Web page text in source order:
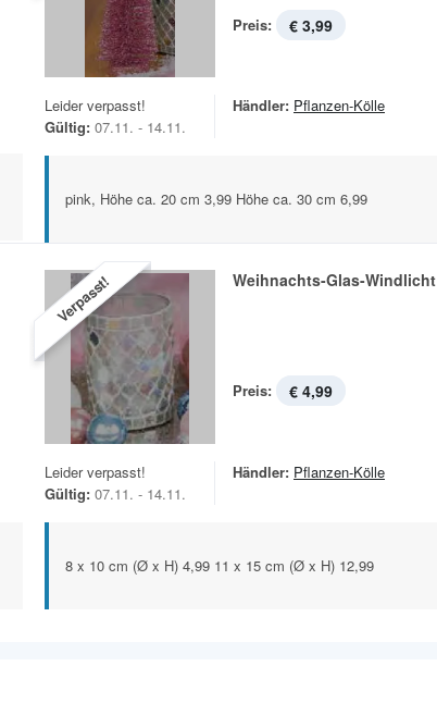
Preis: € 3,99
Leider verpasst!
Gültig: 07.11. - 14.11.
Händler: Pflanzen-Kölle
pink, Höhe ca. 20 cm 3,99 Höhe ca. 30 cm 6,99
Verpasst! Weihnachts-Glas-Windlicht
Preis: € 4,99
Leider verpasst!
Gültig: 07.11. - 14.11.
Händler: Pflanzen-Kölle
8 x 10 cm (Ø x H) 4,99 11 x 15 cm (Ø x H) 12,99